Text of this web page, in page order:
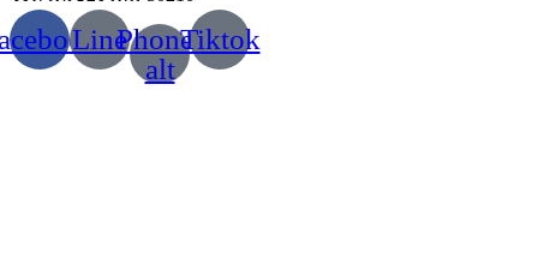
LinePhone-
alt
Tiktok